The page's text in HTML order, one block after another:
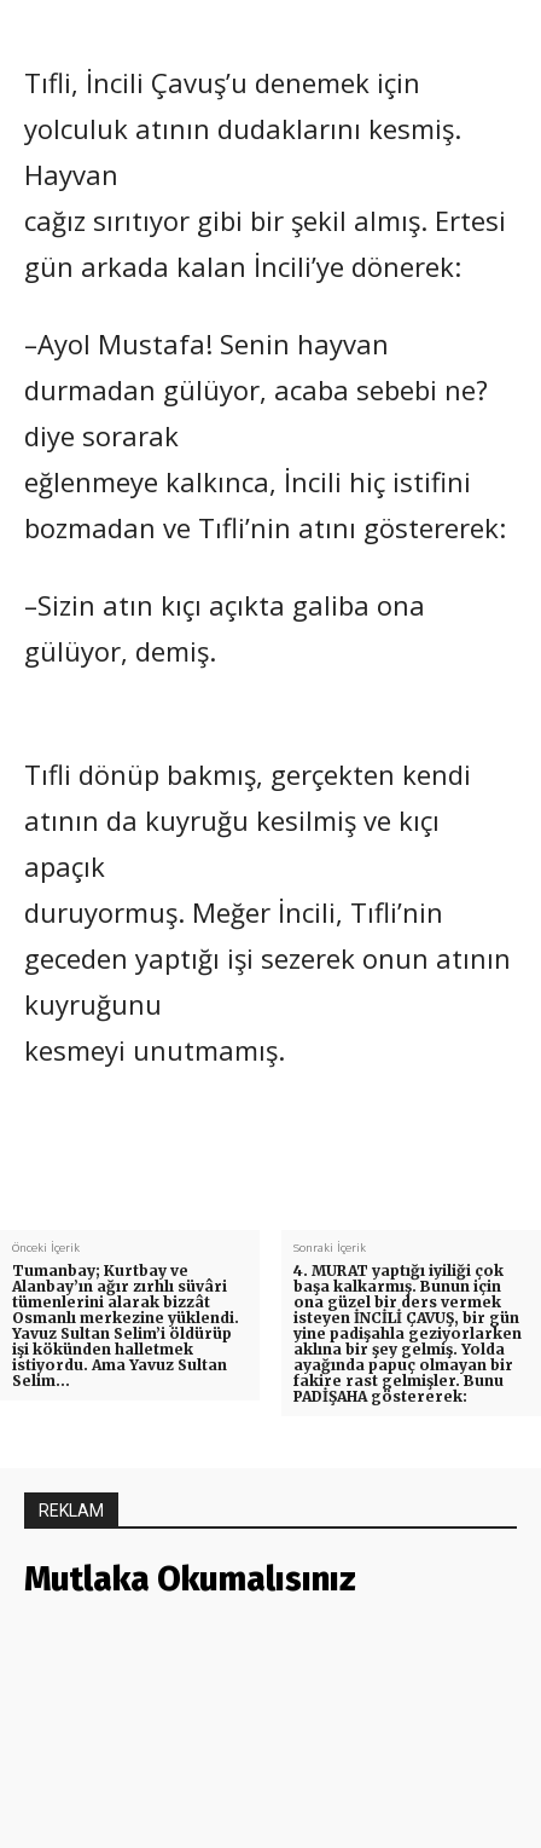
Tıfli, İncili Çavuş’u denemek için
yolculuk atının dudaklarını kesmiş.
Hayvan
cağız sırıtıyor gibi bir şekil almış. Ertesi
gün arkada kalan İncili’ye dönerek:
–Ayol Mustafa! Senin hayvan
durmadan gülüyor, acaba sebebi ne?
diye sorarak
eğlenmeye kalkınca, İncili hiç istifini
bozmadan ve Tıfli’nin atını göstererek:
–Sizin atın kıçı açıkta galiba ona
gülüyor, demiş.
Tıfli dönüp bakmış, gerçekten kendi
atının da kuyruğu kesilmiş ve kıçı
apaçık
duruyormuş. Meğer İncili, Tıfli’nin
geceden yaptığı işi sezerek onun atının
kuyruğunu
kesmeyi unutmamış.
Önceki İçerik
Tumanbay; Kurtbay ve
Alanbay’ın ağır zırhlı süvâri
tümenlerini alarak bizzât
Osmanlı merkezine yüklendi.
Yavuz Sultan Selim’i öldürüp
işi kökünden halletmek
istiyordu. Ama Yavuz Sultan
Selim…
Sonraki İçerik
4. MURAT yaptığı iyiliği çok
başa kalkarmış. Bunun için
ona güzel bir ders vermek
isteyen İNCİLİ ÇAVUŞ, bir gün
yine padişahla geziyorlarken
aklına bir şey gelmiş. Yolda
ayağında papuç olmayan bir
fakire rast gelmişler. Bunu
PADİŞAHA göstererek:
REKLAM
Mutlaka Okumalısınız